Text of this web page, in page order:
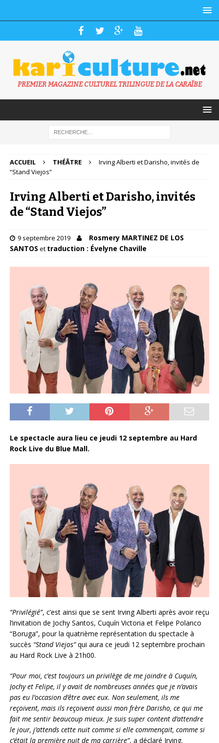
PREMIER MAGAZINE CULTUREL TRILINGUE DE LA CARAÏBE
ACCUEIL THÉÂTRE
Irving Alberti et Darisho, invités de
“Stand Viejos”
Irving Alberti et Darisho, invités
de “Stand Viejos”
9 septembre 2019
Rosmery MARTINEZ DE LOS
SANTOS et traduction : Évelyne Chaville
Le spectacle aura lieu ce jeudi 12 septembre au Hard
Rock Live du Blue Mall.
“Privilégié”, c’est ainsi que se sent Irving Alberti après avoir reçu
l’invitation de Jochy Santos, Cuquín Victoria et Felipe Polanco
“Boruga”, pour la quatrième représentation du spectacle à
succès “Stand Viejos”qui aura ce jeudi 12 septembre prochain
au Hard Rock Live à 21h00.
“Pour moi, c’est toujours un privilège de me joindre à Cuquín,
Jochy et Felipe, il y avait de nombreuses années que je n’avais
pas eu l’occasion d’être avec eux. Non seulement, ils me
reçoivent, mais ils reçoivent aussi mon frère Darisho, ce qui me
fait me sentir beaucoup mieux. Je suis super content d’attendre
le jour, j’attends cette nuit comme si elle commençait, comme si
c’était la première nuit de ma carrière”, a déclaré Irving.